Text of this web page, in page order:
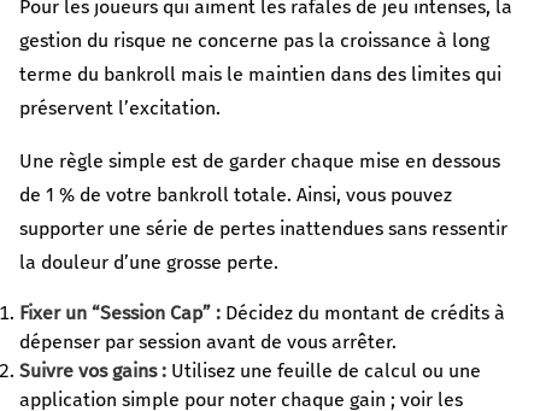
Pour les joueurs qui aiment les rafales de jeu intenses, la
gestion du risque ne concerne pas la croissance à long
terme du bankroll mais le maintien dans des limites qui
préservent l’excitation.
Une règle simple est de garder chaque mise en dessous
de 1 % de votre bankroll totale. Ainsi, vous pouvez
supporter une série de pertes inattendues sans ressentir
la douleur d’une grosse perte.
Fixer un “Session Cap” : Décidez du montant de crédits à
dépenser par session avant de vous arrêter.
Suivre vos gains : Utilisez une feuille de calcul ou une
application simple pour noter chaque gain ; voir les